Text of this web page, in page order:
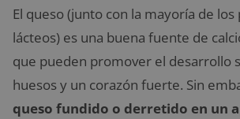
El queso (junto con la mayoría de
lácteos) es una buena fuente de
que pueden promover el desarrollo
huesos y un corazón fuerte. Sin
queso fundido o derretido en un